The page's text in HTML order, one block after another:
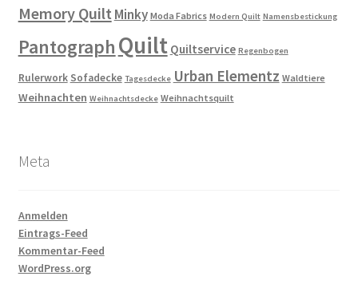
Memory Quilt Minky Moda Fabrics Modern Quilt Namensbestickung
Pantograph Quilt Quiltservice Regenbogen
Rulerwork Sofadecke Tagesdecke Urban Elementz Waldtiere
Weihnachten Weihnachtsdecke Weihnachtsquilt
Meta
Anmelden
Eintrags-Feed
Kommentar-Feed
WordPress.org